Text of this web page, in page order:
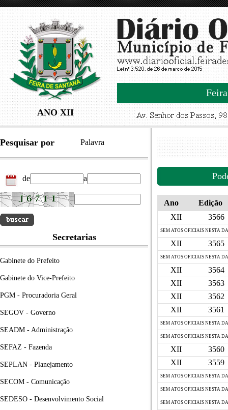
ANO XII
Pesquisar por Palavra
de a
Secretarias
Gabinete do Prefeito
Gabinete do Vice-Prefeito
PGM - Procuradoria Geral
SEGOV - Governo
SEADM - Administração
SEFAZ - Fazenda
SEPLAN - Planejamento
SECOM - Comunicação
SEDESO - Desenvolvimento Social
Ano
Edição
XII
3566
SEM ATOS OFICIAIS NESTA
XII 3565
SEM ATOS OFICIAIS NESTA
XII
3564
XII
3563
XII
3562
XII
3561
SEM ATOS OFICIAIS NESTA
SEM ATOS OFICIAIS NESTA
XII
3560
XII
3559
SEM ATOS OFICIAIS NESTA
SEM ATOS OFICIAIS NESTA
SEM ATOS OFICIAIS NESTA